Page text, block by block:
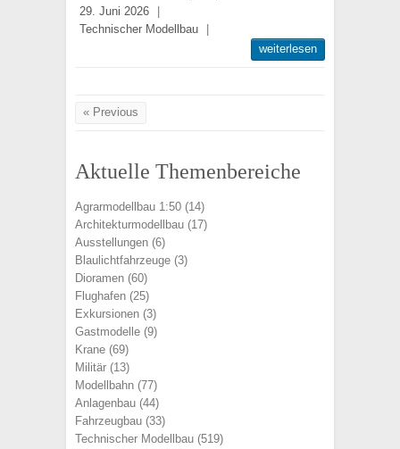
29. Juni 2026
Technischer Modellbau
weiterlesen
« Previous
Aktuelle Themenbereiche
Agrarmodellbau 1:50 (14)
Architekturmodellbau (17)
Ausstellungen (6)
Blaulichtfahrzeuge (3)
Dioramen (60)
Flughafen (25)
Exkursionen (3)
Gastmodelle (9)
Krane (69)
Militär (13)
Modellbahn (77)
Anlagenbau (44)
Fahrzeugbau (33)
Technischer Modellbau (519)